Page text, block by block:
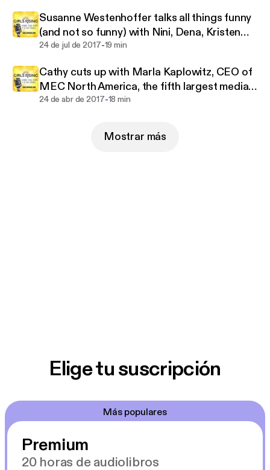
Susanne Westenhoffer talks all things funny
(and not so funny) with Nini, Dena, Kristen
and Cathy
24 de jul de 2017-19 min
Cathy cuts up with Marla Kaplowitz, CEO of
MEC North America, the fifth largest media
agency network in the world
24 de abr de 2017-18 min
Mostrar más
Elige tu suscripción
Más populares
Premium
20 horas de audiolibros